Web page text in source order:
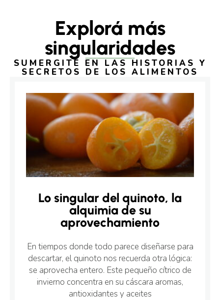
Explorá más
singularidades
SUMERGITE EN LAS HISTORIAS Y
SECRETOS DE LOS ALIMENTOS
Lo singular del quinoto, la
alquimia de su
aprovechamiento
En tiempos donde todo parece diseñarse para
descartar, el quinoto nos recuerda otra lógica:
se aprovecha entero. Este pequeño cítrico de
invierno concentra en su cáscara aromas,
antioxidantes y aceites